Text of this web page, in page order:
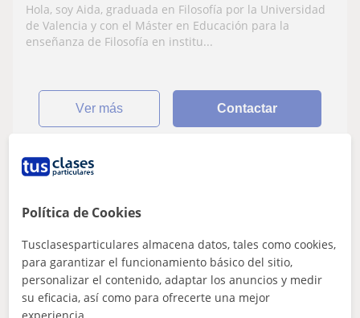
Hola, soy Aida, graduada en Filosofía por la Universidad
de Valencia y con el Máster en Educación para la
enseñanza de Filosofía en institu...
ver más Contactar
12€/h
★
Valencia Capital, Alboraya, M...
Filosofía
Política de Cookies
Tusclasesparticulares almacena datos, tales como cookies,
para garantizar el funcionamiento básico del sitio,
personalizar el contenido, adaptar los anuncios y medir
su eficacia, así como para ofrecerte una mejor
experiencia.